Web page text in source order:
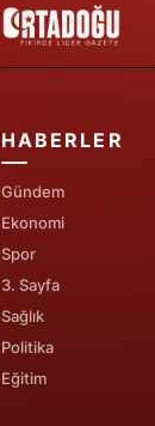
HABERLER
Gündem
Ekonomi
Spor
3. Sayfa
Sağlık
Politika
Eğitim